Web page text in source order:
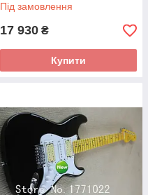
Під замовлення
17 930 ₴
Купити